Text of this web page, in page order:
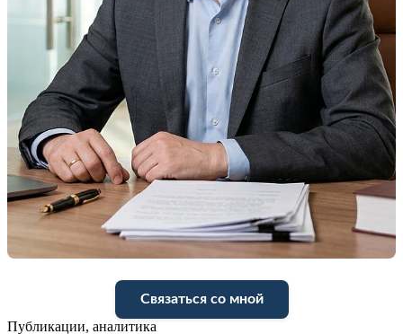
Связаться со мной
Публикации, аналитика